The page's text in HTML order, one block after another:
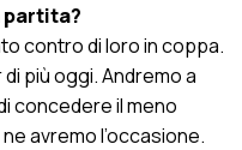
partita?
contro di loro in coppa.
più oggi. Andremo a
concedere il meno
avremo l’occasione.